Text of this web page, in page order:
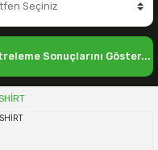
Sonuçlarını Göster...